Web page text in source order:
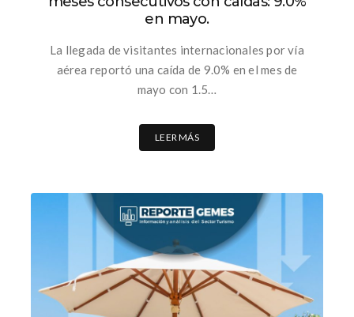
en mayo.
La llegada de visitantes internacionales por vía
aérea reportó una caída de 9.0% en el mes de
mayo con 1.5…
LEER MÁS